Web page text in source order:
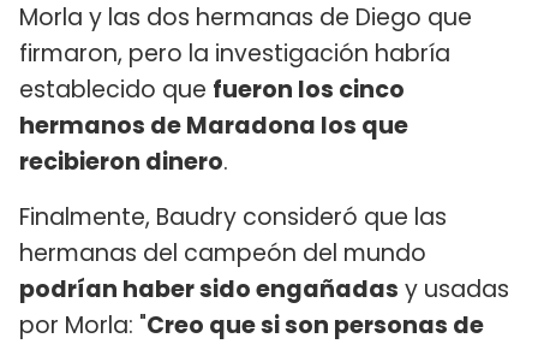
Morla y las dos hermanas de Diego que
firmaron, pero la investigación habría
establecido que fueron los cinco
hermanos de Maradona los que
recibieron dinero.
Finalmente, Baudry consideró que las
hermanas del campeón del mundo
podrían haber sido engañadas y usadas
por Morla: "Creo que si son personas de